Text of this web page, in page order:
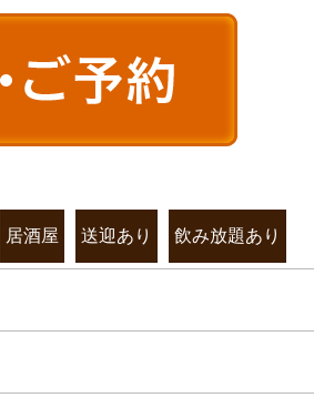
居酒屋 送迎あり 飲み放題あり